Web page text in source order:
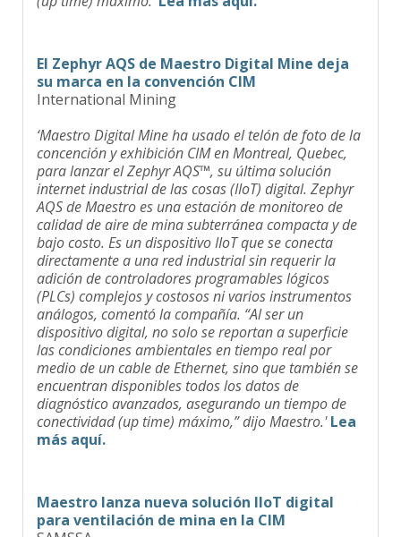
su marca en la convención CIM
International Mining
concención y exhibición CIM en Montreal, Quebec,
para lanzar el Zephyr AQS™, su última solución
internet industrial de las cosas (IIoT) digital. Zephyr
AQS de Maestro es una estación de monitoreo de
calidad de aire de mina subterránea compacta y de
bajo costo. Es un dispositivo IIoT que se conecta
directamente a una red industrial sin requerir la
adición de controladores programables lógicos
(PLCs) complejos y costosos ni varios instrumentos
análogos, comentó la compañía. “Al ser un
dispositivo digital, no solo se reportan a superficie
las condiciones ambientales en tiempo real por
medio de un cable de Ethernet, sino que también se
encuentran disponibles todos los datos de
diagnóstico avanzados, asegurando un tiempo de
conectividad (up time) máximo,” dijo Maestro.'Lea
más aquí.
para ventilación de mina en la CIM
SAMSSA